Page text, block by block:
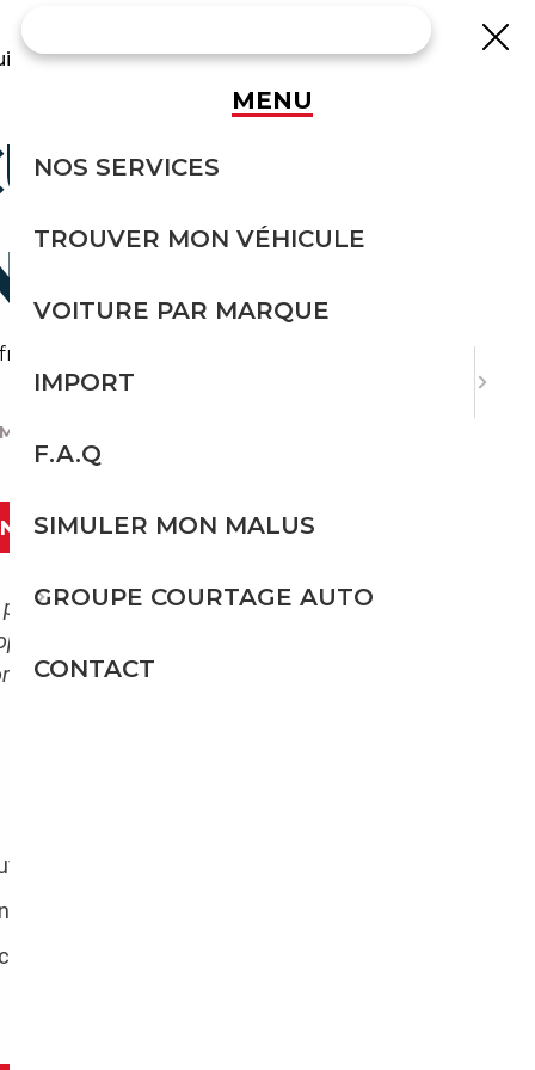
LES
?
de douane. Apprenez à les calculer.
SONT CALCULÉS LES FRAIS DE DOUANE ?
pencher sur les différentes formalités à
les frais de douane ne sont pas
toute autre provenance, des frais de
surprise à une étape du processus.
pas d’accord fiscal ensemble.
cas être
MENU
NOS SERVICES
TROUVER MON VÉHICULE
VOITURE PAR MARQUE
IMPORT
F.A.Q
SIMULER MON MALUS
GROUPE COURTAGE AUTO
CONTACT